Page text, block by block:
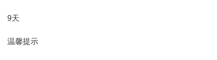
9天
温馨提示